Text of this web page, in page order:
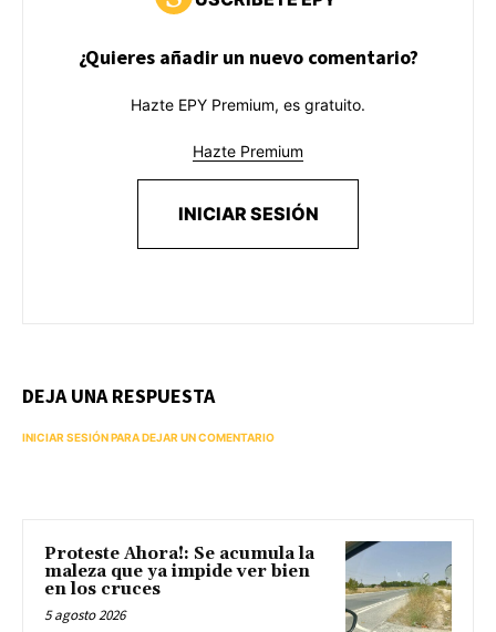
¿Quieres añadir un nuevo comentario?
Hazte EPY Premium, es gratuito.
Hazte Premium
INICIAR SESIÓN
DEJA UNA RESPUESTA
INICIAR SESIÓN PARA DEJAR UN COMENTARIO
Proteste Ahora!: Se acumula la
maleza que ya impide ver bien
en los cruces
5 agosto 2026